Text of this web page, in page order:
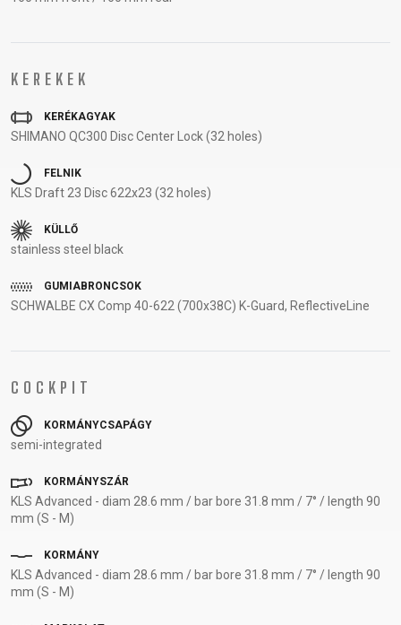
REGISZTRÁCIÓ
KEREKEK
KERÉKAGYAK
SHIMANO QC300 Disc Center Lock (32 holes)
FELNIK
KLS Draft 23 Disc 622x23 (32 holes)
KÜLLŐ
stainless steel black
GUMIABRONCSOK
SCHWALBE CX Comp 40-622 (700x38C) K-Guard, ReflectiveLine
COCKPIT
KORMÁNYCSAPÁGY
semi-integrated
KORMÁNYSZÁR
KLS Advanced - diam 28.6 mm / bar bore 31.8 mm / 7° / length 90
mm (S - M)
KORMÁNY
KLS Advanced - diam 28.6 mm / bar bore 31.8 mm / 7° / length 90
mm (S - M)